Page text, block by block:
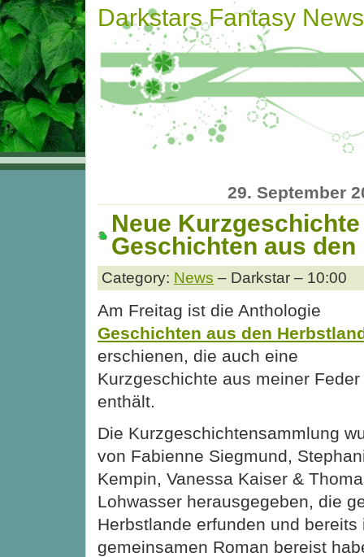
Darkstars Fantasy News
29. September
Neue
Geschichten aus
Category: News – Darkstar – 10:00
Am Freitag ist die Anthologie
Geschichten aus den
erschienen, die auch eine
Kurzgeschichte aus meiner Feder
enthält.
Die Kurzgeschichtensammlung
von Fabienne Siegmund,
Kempin, Vanessa Kaiser &
Lohwasser herausgegeben, die
Herbstlande erfunden und bereits
gemeinsamen Roman bereist